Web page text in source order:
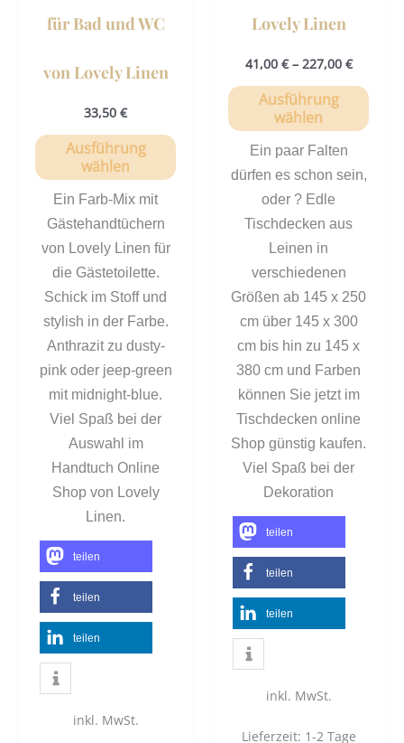
für Bad und WC
von Lovely Linen
33,50 €
Ausführung
wählen
Ein Farb-Mix mit
Gästehandtüchern
von Lovely Linen für
die Gästetoilette.
Schick im Stoff und
stylish in der Farbe.
Anthrazit zu dusty-
pink oder jeep-green
mit midnight-blue.
Viel Spaß bei der
Auswahl im
Handtuch Online
Shop von Lovely
Linen.
teilen
teilen
teilen
inkl. MwSt.
Lovely Linen
41,00 €– 227,00 €
Ausführung
wählen
Ein paar Falten
dürfen es schon sein,
oder ? Edle
Tischdecken aus
Leinen in
verschiedenen
Größen ab 145 x 250
cm über 145 x 300
cm bis hin zu 145 x
380 cm und Farben
können Sie jetzt im
Tischdecken online
Shop günstig kaufen.
Viel Spaß bei der
Dekoration
teilen
teilen
teilen
inkl. MwSt.
Lieferzeit: 1-2 Tage